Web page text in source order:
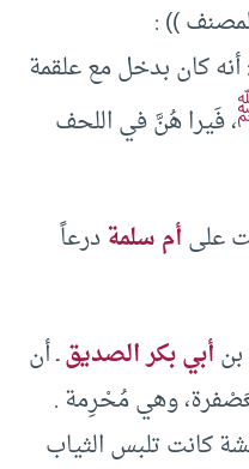
)) :
أنه كان بدخل مع علقمة
، فَيرا هُنَّ في اللحف
أم سلمةدرعاً
أبي بكر الصديقـ أن
وهي مُحْرِمة .
كانت تلبس الثياب